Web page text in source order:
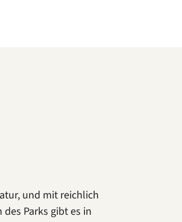
und mit reichlich
Parks gibt es in